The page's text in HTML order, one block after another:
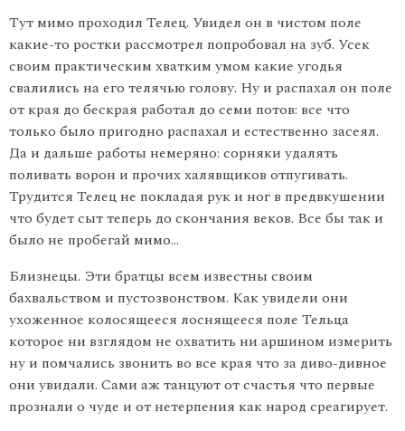
Тут мимо проходил Телец. Увидел он в чистом поле
какие-то ростки рассмотрел попробовал на зуб. Усек
своим практическим хватким умом какие угодья
свалились на его телячью голову. Ну и распахал он поле
от края до бескрая работал до семи потов: все что
только было пригодно распахал и естественно засеял.
Да и дальше работы немеряно: сорняки удалять
поливать ворон и прочих халявщиков отпугивать.
Трудится Телец не покладая рук и ног в предвкушении
что будет сыт теперь до скончания веков. Все бы так и
было не пробегай мимо…
Близнецы. Эти братцы всем известны своим
бахвальством и пустозвонством. Как увидели они
ухоженное колосящееся лоснящееся поле Тельца
которое ни взглядом не охватить ни аршином измерить
ну и помчались звонить во все края что за диво-дивное
они увидали. Сами аж танцуют от счастья что первые
прознали о чуде и от нетерпения как народ среагирует.